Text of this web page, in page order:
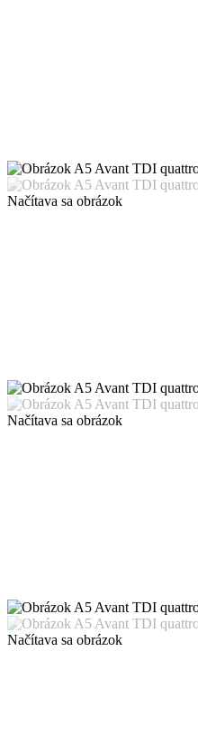
Načítava sa obrázok
Načítava sa obrázok
Načítava sa obrázok